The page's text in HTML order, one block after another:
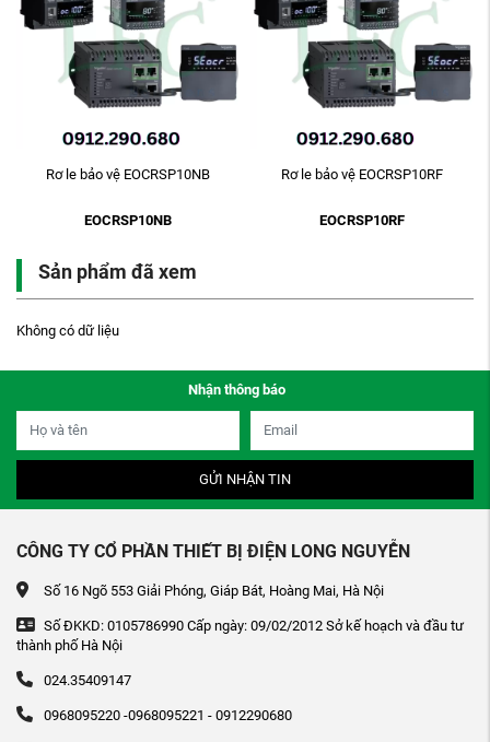
Rơ le bảo vệ EOCRSP10NB
EOCRSP10NB
Rơ le bảo vệ EOCRSP10RF
EOCRSP10RF
Sản phẩm đã xem
Không có dữ liệu
Nhận thông báo
GỬI NHẬN TIN
CÔNG TY CỔ PHẦN THIẾT BỊ ĐIỆN LONG NGUYỄN
Số 16 Ngõ 553 Giải Phóng, Giáp Bát, Hoàng Mai, Hà Nội
Số ĐKKD: 0105786990 Cấp ngày: 09/02/2012 Sở kế hoạch và đầu tư
thành phố Hà Nội
024.35409147
0968095220 -0968095221 - 0912290680